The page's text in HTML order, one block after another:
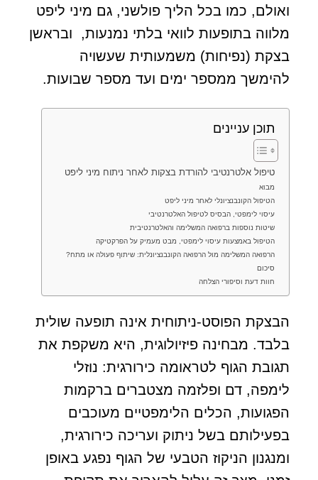
ואולם, כמו בכל הליך פולשני, גם מיני ליפט
מלווה בתופעות לוואי בלתי נמנעות, ובראשן
בצקת (נפיחות) משמעותית שעשויה
להימשך ממספר ימים ועד מספר שבועות.
תוכן עניינים
טיפול אלטרנטיבי להורדת בצקות לאחר ניתוח מיני ליפט
מבוא
הטיפול הקונבנציונלי לאחר מיני ליפט
עיסוי לימפטי, הבסיס לטיפול האלטרנטיבי
שיטות נוספות ברפואה המשלימה והאלטרנטיבית
הטיפול באמצעות עיסוי לימפטי, מבט מעמיק על הפרקטיקה
הרפואה המשלימה מול הרפואה הקונבנציונלית: שיתוף פעולה או מתח?
סיכום
חוות דעת וסיפורי הצלחה
הבצקת הפוסט-ניתוחית אינה תופעה שולית
בלבד. מבחינה פיזיולוגית, היא משקפת את
תגובת הגוף לטראומה כירורגית: נוזלי
לימפה, דם ופלזמה מצטברים ברקמות
הפגועות, הכלים הלימפטיים מעוכבים
בפעילותם בשל ניתוק ועריכה כירורגית,
ומנגנון הניקוז הטבעי של הגוף נפגע באופן